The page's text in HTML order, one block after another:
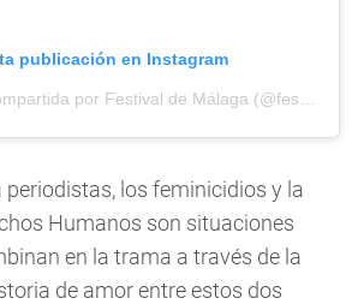
publicación en Instagram
periodistas, los feminicidios y la
Humanos son situaciones
en la trama a través de la
de amor entre estos dos